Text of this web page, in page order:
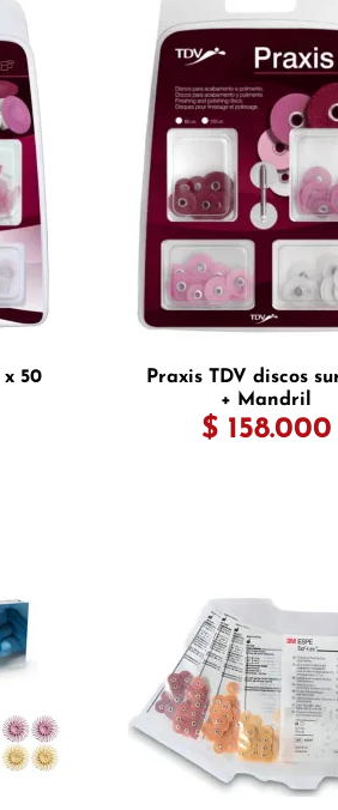
x 50
Praxis TDV discos
+ Mandril
$ 158.000